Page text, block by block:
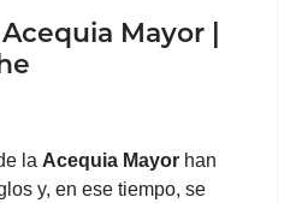
Mayor |
la Acequia Mayor han
y, en ese tiempo, se